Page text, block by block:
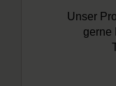
Unser
gerne